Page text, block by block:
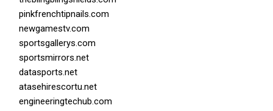
pinkfrenchtipnails.com
newgamestv.com
sportsgallerys.com
sportsmirrors.net
datasports.net
atasehirescortu.net
engineeringtechub.com